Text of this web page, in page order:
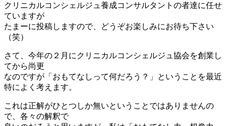
クリニカルコンシェルジュ養成コンサルタントの者達に任せ
ていますが
たまーに投稿しますので、どうぞお楽しみにお待ち下さい
（笑）
さて、今年の２月にクリニカルコンシェルジュ協会を創業し
てから尚更
なのですが「おもてなしって何だろう？」ということを最近
特によく考えます。
これは正解がひとつしか無いということではありませんの
で、各々の解釈で